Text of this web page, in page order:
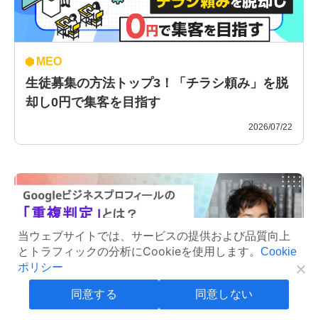
MEO
生徒募集の方法トップ3！「チラシ頼み」を脱
却し0円で集客を目指す
2026/07/22
当ウェブサイトでは、サービスの提供および品質向上
とトラフィックの分析にCookieを使用します。 Cookie
ポリシー
同意する 同意しない